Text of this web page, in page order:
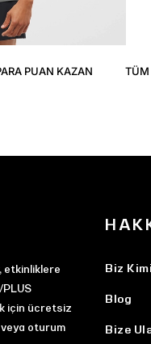
PUAN KAZAN TÜM
etkinliklere
PLUS
için ücretsiz
veya oturum
Biz
Blog
Bize